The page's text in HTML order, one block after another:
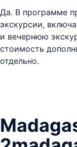
Да. В программе
экскурсии,
и вечернюю
стоимость
отдельно.